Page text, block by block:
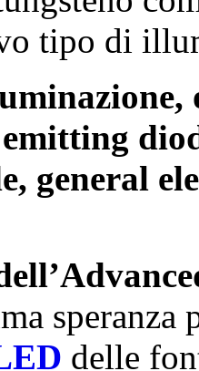
tipo di
delle